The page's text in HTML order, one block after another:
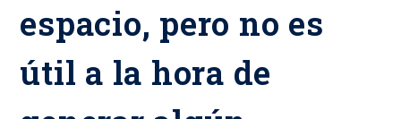
espacio, pero no es
útil a la hora de